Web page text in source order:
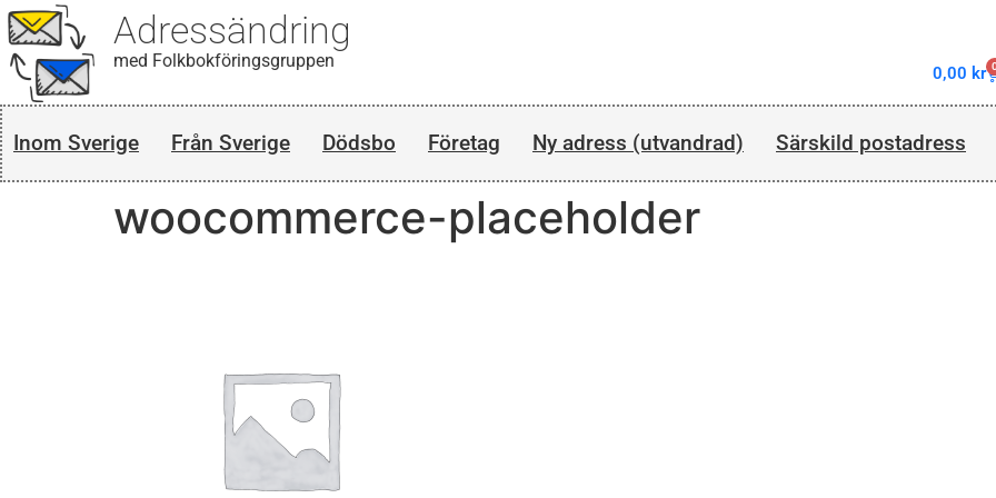
Adressändring
med Folkbokföringsgruppen
0,00 kr
Inom Sverige Från Sverige Dödsbo Företag Ny adress (utvandrad) Särskild postadress
woocommerce-placeholder